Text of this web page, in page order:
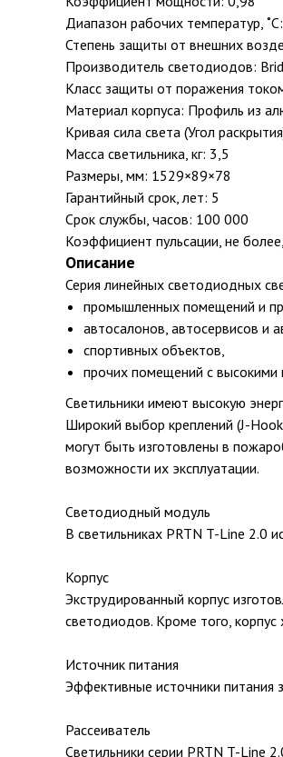
Диапазон рабочих температур,
Степень защиты от внешних
Производитель светодиодов:
Класс защиты от поражения
Материал корпуса: Профиль из
Кривая сила света (Угол
Масса светильника, кг: 3,5
Размеры, мм: 1529×89×78
Гарантийный срок, лет: 5
Срок службы, часов: 100 000
Коэффициент пульсации, не
Описание
Серия линейных светодиодных
промышленных помещений и
автосалонов, автосервисов и
спортивных объектов,
прочих помещений с высокими
Светильники имеют высокую
Широкий выбор креплений (J-
могут быть изготовлены в
возможности их эксплуатации.
Светодиодный модуль
В светильниках PRTN T-Line 2.0
Корпус
Экструдированный корпус
светодиодов. Кроме того,
Источник питания
Эффективные источники питания
Рассеиватель
Светильники серии PRTN T-Line